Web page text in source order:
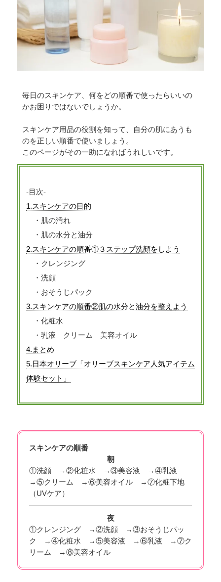
毎日のスキンケア、何をどの順番で使ったらいいの
かお困りではないでしょうか。
スキンケア用品の役割を知って、自分の肌にあうも
のを正しい順番で使いましょう。
このページがその一助になればうれしいです。
-目次-
1.スキンケアの目的
・肌の汚れ
・肌の水分と油分
2.スキンケアの順番①３ステップ洗顔をしよう
・クレンジング
・洗顔
・おそうじパック
3.スキンケアの順番②肌の水分と油分を整えよう
・化粧水
・乳液 クリーム 美容オイル
4.まとめ
5.日本オリーブ「オリーブスキンケア人気アイテム
体験セット」
スキンケアの順番
朝
①洗顔 →②化粧水 →③美容液 →④乳液
→⑤クリーム →⑥美容オイル →⑦化粧下地
（UVケア）
夜
①クレンジング →②洗顔 →③おそうじパッ
ク →④化粧水 →⑤美容液 →⑥乳液 →⑦ク
リーム →⑧美容オイル